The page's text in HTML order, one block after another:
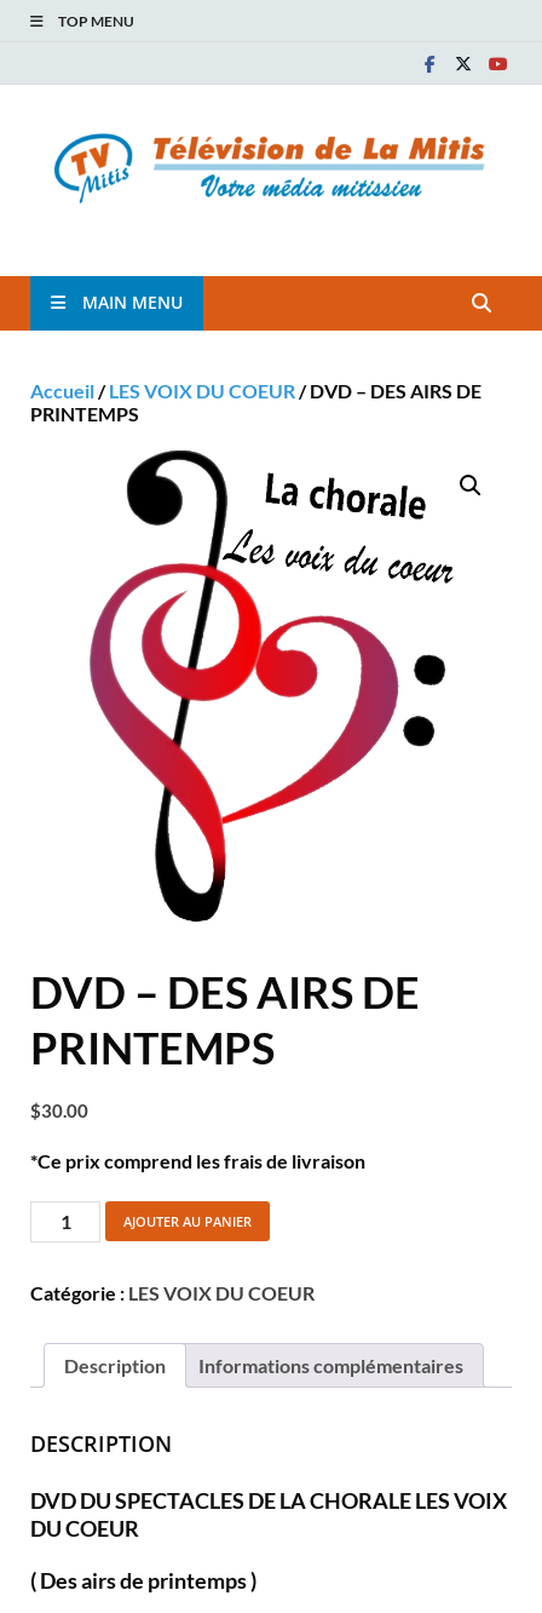
TOP MENU
TVM
MAIN MENU
Accueil /LES VOIX DU COEUR / DVD – DES AIRS DE
PRINTEMPS
DVD – DES AIRS DE
PRINTEMPS
$30.00
*Ce prix comprend les frais de livraison
AJOUTER AU PANIER
Catégorie : LES VOIX DU COEUR
Description Informations complémentaires
DESCRIPTION
DVD DU SPECTACLES DE LA CHORALE LES VOIX
DU COEUR
( Des airs de printemps )